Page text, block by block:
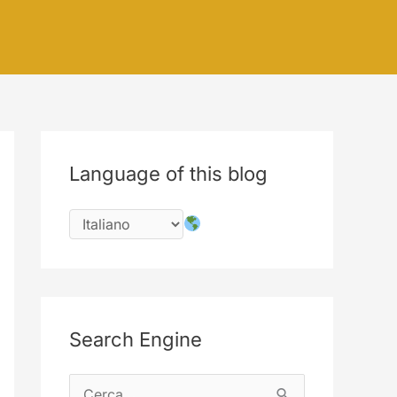
Language of this blog
Search Engine